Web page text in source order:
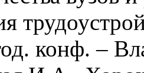
конф. –